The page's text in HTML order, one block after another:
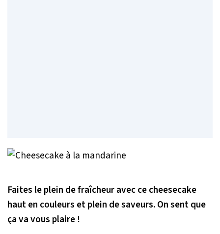
Faites le plein de fraîcheur avec ce cheesecake
haut en couleurs et plein de saveurs. On sent que
ça va vous plaire !